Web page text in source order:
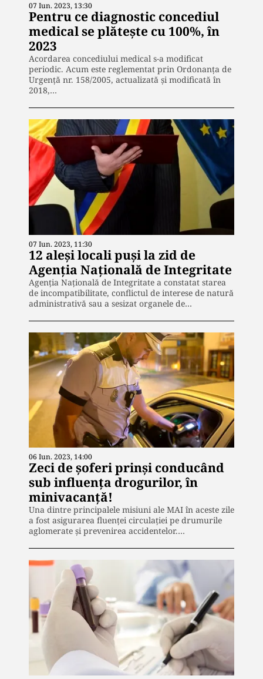
07 Iun. 2023, 13:30
Pentru ce diagnostic concediul
medical se plătește cu 100%, în
2023
Acordarea concediului medical s-a modificat
periodic. Acum este reglementat prin Ordonanța de
Urgență nr. 158/2005, actualizată și modificată în
2018,…
07 Iun. 2023, 11:30
12 aleși locali puși la zid de
Agenția Națională de Integritate
Agenția Națională de Integritate a constatat starea
de incompatibilitate, conflictul de interese de natură
administrativă sau a sesizat organele de…
06 Iun. 2023, 14:00
Zeci de șoferi prinși conducând
sub influența drogurilor, în
minivacanță!
Una dintre principalele misiuni ale MAI în aceste zile
a fost asigurarea fluenței circulației pe drumurile
aglomerate și prevenirea accidentelor.…